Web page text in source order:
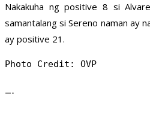
Nakakuha ng positive 8 si
samantalang si Sereno naman ay
ay positive 21.
Photo Credit: OVP
—-